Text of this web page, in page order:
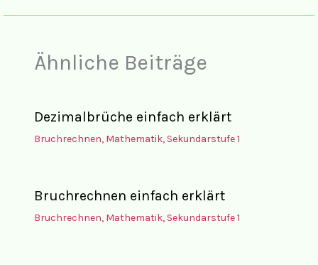
Ähnliche Beiträge
Dezimalbrüche einfach erklärt
Bruchrechnen, Mathematik, Sekundarstufe 1
Bruchrechnen einfach erklärt
Bruchrechnen, Mathematik, Sekundarstufe 1